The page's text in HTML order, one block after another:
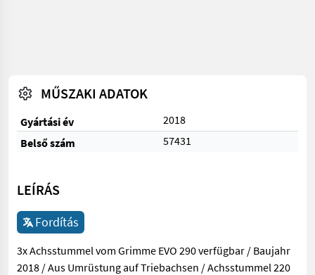
MŰSZAKI ADATOK
Gyártási év
2018
Belső szám
57431
LEÍRÁS
Fordítás
3x Achsstummel vom Grimme EVO 290 verfügbar / Baujahr
2018 / Aus Umrüstung auf Triebachsen / Achsstummel 220